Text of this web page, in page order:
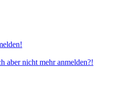
aber nicht mehr anmelden?!